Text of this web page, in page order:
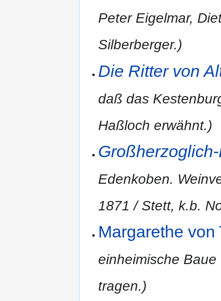
Peter Eigelmar,
Silberberger.)
Die Ritter von
daß das
Haßloch erwähnt.)
Edenkoben.
1871 / Stett, k.b.
Margarethe von
einheimische Baue
tragen.)